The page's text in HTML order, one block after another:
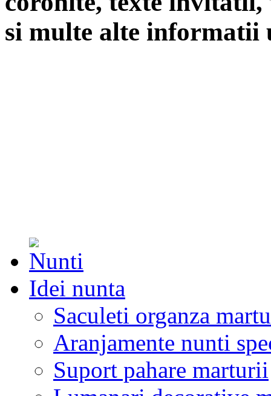
si multe alte informatii
Idei nunta
Saculeti organza
Aranjamente nunti
Suport pahare marturii